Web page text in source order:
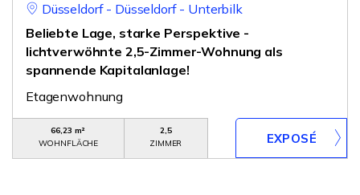
Düsseldorf - Düsseldorf - Unterbilk
Beliebte Lage, starke Perspektive -
lichtverwöhnte 2,5-Zimmer-Wohnung als
spannende Kapitalanlage!
Etagenwohnung
66,23 m²
WOHNFLÄCHE
2,5
ZIMMER